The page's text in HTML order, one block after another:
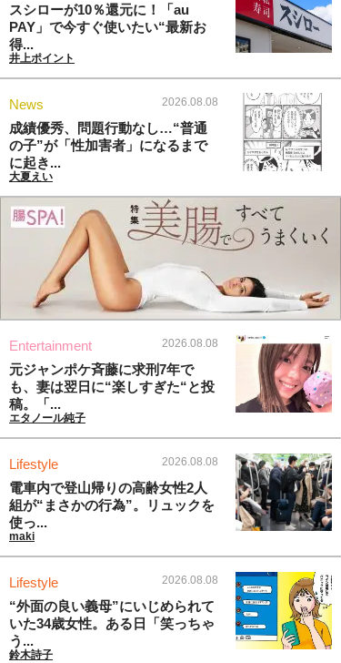
スシローが10％還元に！「au
PAY」で今すぐ使いたい“最新お
得...
井上ポイント
News 2026.08.08
成績優秀、問題行動なし…“普通
の子”が「性加害者」になるまで
に起き...
大夏えい
Entertainment 2026.08.08
元ジャンポケ斉藤に求刑7年で
も、妻は翌日に“楽しすぎた“と投
稿。「...
エタノール純子
Lifestyle 2026.08.08
電車内で登山帰りの高齢女性2人
組が“まさかの行為”。リュックを
使っ...
maki
Lifestyle 2026.08.08
“外面の良い義母”にいじめられて
いた34歳女性。ある日「笑っちゃ
う...
鈴木詩子